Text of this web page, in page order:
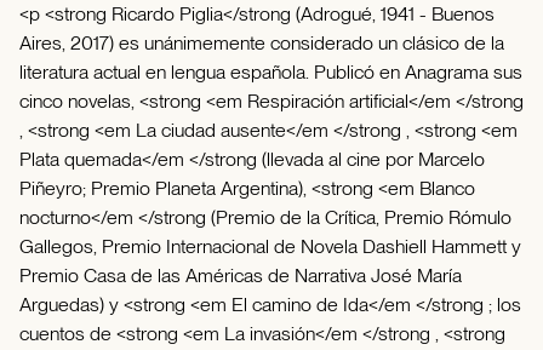
<p <strong Ricardo Piglia</strong (Adrogué, 1941 - Buenos
Aires, 2017) es unánimemente considerado un clásico de la
literatura actual en lengua española. Publicó en Anagrama sus
cinco novelas, <strong <em Respiración artificial</em </strong
, <strong <em La ciudad ausente</em </strong , <strong <em
Plata quemada</em </strong (llevada al cine por Marcelo
Piñeyro; Premio Planeta Argentina), <strong <em Blanco
nocturno</em </strong (Premio de la Crítica, Premio Rómulo
Gallegos, Premio Internacional de Novela Dashiell Hammett y
Premio Casa de las Américas de Narrativa José María
Arguedas) y <strong <em El camino de Ida</em </strong ; los
cuentos de <strong <em La invasión</em </strong , <strong